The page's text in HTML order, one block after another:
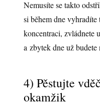
Nemusíte se takto
si během dne
koncentraci, zvládnete
a zbytek dne už
4) Pěstujte
okamžik